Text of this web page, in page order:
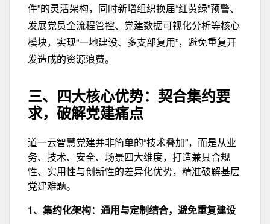
件”的灵活架构，同时新增组织换届“红黄绿”预警、
发展党员全流程管控、党建数据可视化分析等核心
模块，实现“一地建设、多支部复用”，避免重复开
发造成的资源浪费。
三、四大核心优势： 契合集约要
求，破解党建痛点
道一云智慧党建并非简单的“技术叠加”，而是从业
务、技术、安全、场景四大维度，打造兼具合规
性、实用性与创新性的差异化优势，精准破解基层
党建难题。
1、集约化架构： 通用与定制结合，避免重复建设